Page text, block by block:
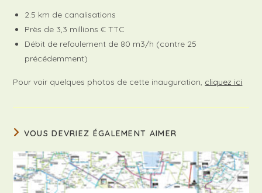
2.5 km de canalisations
Près de 3,3 millions € TTC
Débit de refoulement de 80 m3/h (contre 25
précédemment)
Pour voir quelques photos de cette inauguration, cliquez ici
VOUS DEVRIEZ ÉGALEMENT AIMER